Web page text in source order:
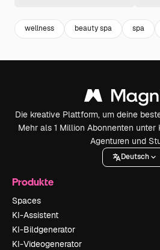
wellness beauty spa spa
Die kreative Plattform, um deine
Mehr als 1 Million Abonnenten unter
Agenturen und
Deutsch
Produkte
Spaces
KI-Assistent
KI-Bildgenerator
KI-Videogenerator